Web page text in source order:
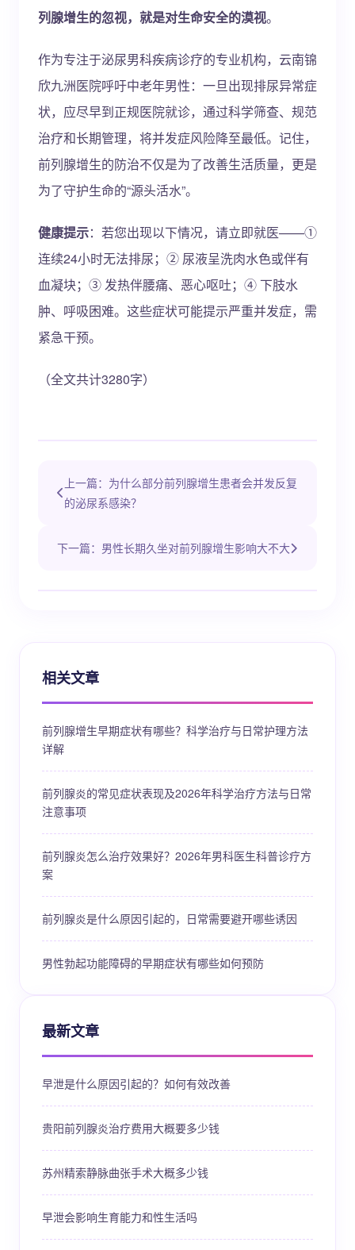
列腺增生的忽视，就是对生命安全的漠视。
作为专注于泌尿男科疾病诊疗的专业机构，云南锦
欣九洲医院呼吁中老年男性：一旦出现排尿异常症
状，应尽早到正规医院就诊，通过科学筛查、规范
治疗和长期管理，将并发症风险降至最低。记住，
前列腺增生的防治不仅是为了改善生活质量，更是
为了守护生命的“源头活水”。
健康提示：若您出现以下情况，请立即就医——①
连续24小时无法排尿；② 尿液呈洗肉水色或伴有
血凝块；③ 发热伴腰痛、恶心呕吐；④ 下肢水
肿、呼吸困难。这些症状可能提示严重并发症，需
紧急干预。
（全文共计3280字）
上一篇：为什么部分前列腺增生患者会并发反复
的泌尿系感染？
下一篇：男性长期久坐对前列腺增生影响大不大
相关文章
前列腺增生早期症状有哪些？科学治疗与日常护理方法
详解
前列腺炎的常见症状表现及2026年科学治疗方法与日常
注意事项
前列腺炎怎么治疗效果好？2026年男科医生科普诊疗方
案
前列腺炎是什么原因引起的，日常需要避开哪些诱因
男性勃起功能障碍的早期症状有哪些如何预防
最新文章
早泄是什么原因引起的？如何有效改善
贵阳前列腺炎治疗费用大概要多少钱
苏州精索静脉曲张手术大概多少钱
早泄会影响生育能力和性生活吗